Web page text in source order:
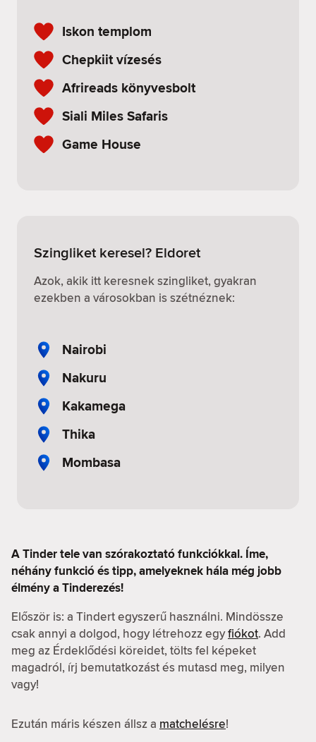
Iskon templom
Chepkiit vízesés
Afrireads könyvesbolt
Siali Miles Safaris
Game House
Szingliket keresel? Eldoret
Azok, akik itt keresnek szingliket, gyakran
ezekben a városokban is szétnéznek:
Nairobi
Nakuru
Kakamega
Thika
Mombasa
A Tinder tele van szórakoztató funkciókkal. Íme,
néhány funkció és tipp, amelyeknek hála még jobb
élmény a Tinderezés!
Először is: a Tindert egyszerű használni. Mindössze
csak annyi a dolgod, hogy létrehozz egyfiókot. Add
meg az Érdeklődési köreidet, tölts fel képeket
magadról, írj bemutatkozást és mutasd meg, milyen
vagy!
Ezután máris készen állsz a matchelésre!